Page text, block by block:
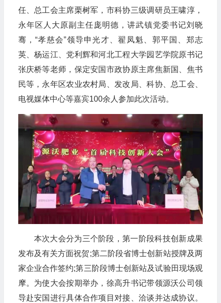
任、总工会主席栗树军，市科协三级调研员王啸淳，
永年区人大原副主任庞明德，讲武镇党委书记刘晓
骞，“孝慈会”领导申光才、翟凤魁、郭平国、郑志
英、杨运江、党利辉和河北工程大学园艺学院原书记
张庆桥等老师，保定安国市政协原主席焦新国、焦书
民等，永年区农业农村局、发改局、科协、总工会、
电视媒体中心等嘉宾100余人参加此次活动。
本次大会分为三个阶段，第一阶段科技创新成果
发布及有关方面祝贺;第二阶段省博士创新站授牌及两
家企业合作签约;第三阶段博士创新站及试验田现场观
摩。为使大会按期举办，徐高升书记带领源沃公司领
导赴安国进行具体合作项目对接、洽谈并达成协议。